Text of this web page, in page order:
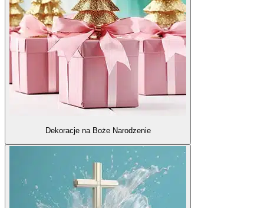
Dekoracje na Boże Narodzenie